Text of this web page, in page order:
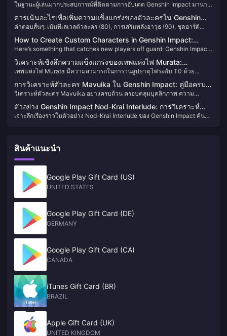
และ Flins, คู่มือการรับ Aino 4 ดาวฟรี
ในฐานะผู้เล่นมากประสบการณ์ที่ติดตามการอัปเดต Genshin Impact มานาน
กว่าสองปี ผมต้องบอกว่าเวอร์ชัน 6.0 "บทเพลงใต้แสงจันทร์" นำมาซึ่งการ
เปลี่ยนแปลงที่สดใหม่จริงๆ เวอร์ชันนี้เปิดตัวอย่างเป็นทางการในวันที่ 10
กันยายน ไม่เพียงแต่นำเสนอตัวละคร 5 ดาวใหม่สองตัวที่มีกลไกที่แปลกใหม่
เท่านั้น แต่ยังเพิ่มธาตุ "จันทร์" ซึ่งเป็นธาตุรูปแบบแรกเข้าสู่ระบบปฏิกิริยาธาตุ
ด้วย ซึ่งอาจเป็นการลองที่กล้าหาญที่สุดของ HoYoverse เลยทีเดียว
ควรเน้นอะไรเพื่อเพิ่มความแข็งแกร่งของตัวละครใน Genshin
Impact: คู่มือฉบับสมบูรณ์
คำตอบสั้นๆ: เน้นที่เลเวลตัวละคร (80), การเสริมพลังอาวุธ (90), ชุดอาร์ติ
สำหรับตัวละคร DPS หลักของคุณก่อน ให้ความสำคัญกับการทำงานร่วมกัน
ของทีมและปฏิกิริยาธาตุมากกว่าความสมบูรณ์แบบของตัวละครแต่ละตัว เพื่อ
ให้ได้ความแข็งแกร่งสูงสุด
How to Create Custom Characters in Genshin Impact:
Complete Guide 2025
Here’s something that catches new players off guard: Genshin Impact
doesn’t actually let you create custom characters the way most RPGs
do. What you get instead is limited customization through your
Traveler’s gender choice, some cosmetic options, and profile tweaks.
Real character creation? That’s pretty much just picking between
Aether and Lumine at the start.
วิเคราะห์เชิงลึกความแข็งแกร่งของเทพแห่งไฟ Murata:
มาตรฐานการจบสเตตัสและคู่มือผลประโยชน์ของกลุ่มดาว
เทพแห่งไฟ Murata มีความสามารถในการวนลูปธาตุไฟระดับ T0 ด้วย
อัตราส่วนความเสียหายของท่าไม้ตายที่ 1100%+ และกลไกการติดไฟที่
สมบูรณ์แบบ ทำให้สามารถเป็นตัวดาเมจหลักได้ตั้งแต่กลุ่มดาว 0 กลุ่มดาว 1
ครอบคลุมการสนับสนุน 100% และกลุ่มดาว 2 เพิ่มความเสียหายอย่างเห็นได้
ชัด คุ้มค่าแก่การลงทุนอย่างยิ่ง
การวิเคราะห์ตัวละคร Mavuika ใน Genshin Impact: คู่มือครบ
ถ้วนสำหรับ Pyro Archon
วิเคราะห์ตัวละคร Mavuika อย่างครบถ้วน ครอบคลุมบุคลิกภาพ ความ
สามารถในการต่อสู้ การสร้างตัวละคร และการจัดทีม รับ primogems อย่าง
ปลอดภัยด้วยบริการเติมเงินที่ปลอดภัยของ BitTopup
ตัวอย่าง Genshin Impact Nod-Krai Interlude: การวิเคราะห์
เรื่องราวทั้งหมดและการเปิดเผยความลับที่ซ่อนอยู่
เจาะลึกเรื่องราวในตัวอย่าง Nod-Krai Interlude ของ Genshin Impact ค้นพบ
สินค้าแนะนำ
Google Play Gift Card (US)
UNITED STATES
Google Play Gift Card (DE)
GERMANY
Google Play Gift Card (CA)
CANADA
iTunes Gift Card (BR)
BRAZIL
Apple Gift Card (UK)
UNITED KINGDOM